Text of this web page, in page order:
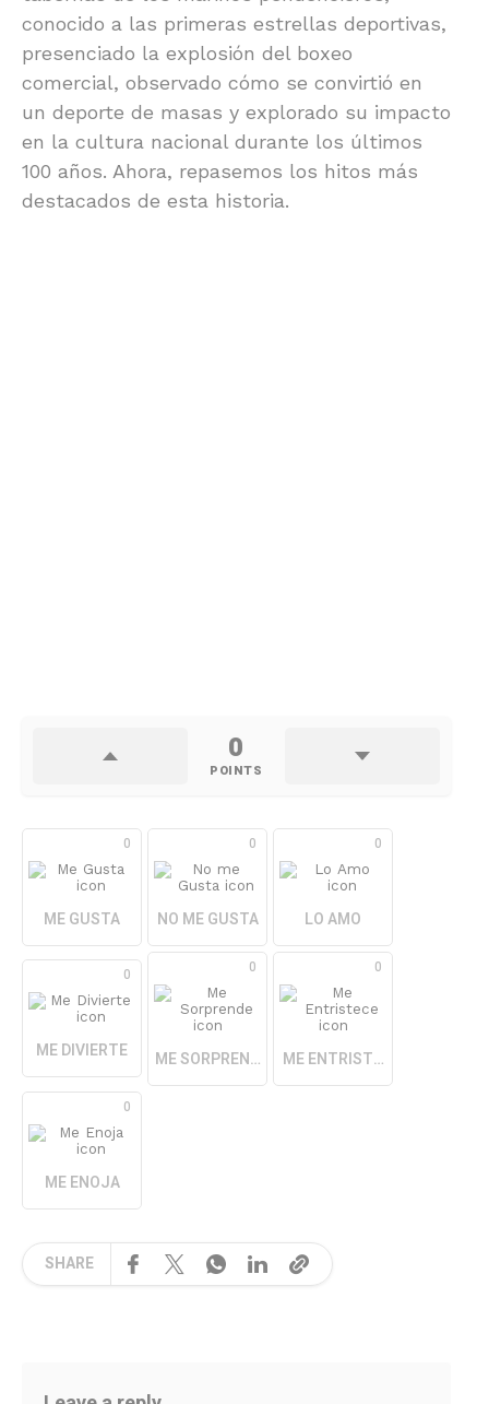
conocido a las primeras estrellas deportivas,
presenciado la explosión del boxeo
comercial, observado cómo se convirtió en
un deporte de masas y explorado su impacto
en la cultura nacional durante los últimos
100 años. Ahora, repasemos los hitos más
destacados de esta historia.
0
POINTS
0
ME GUSTA
0
NO ME GUSTA
0
LO AMO
0
ME DIVIERTE
0
ME SORPRENDE
0
ME ENTRISTECE
0
ME ENOJA
SHARE